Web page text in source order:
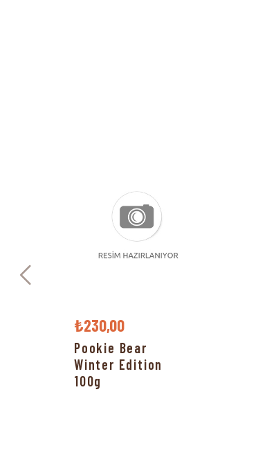
₺230,00
Pookie Bear
Winter Edition
100g